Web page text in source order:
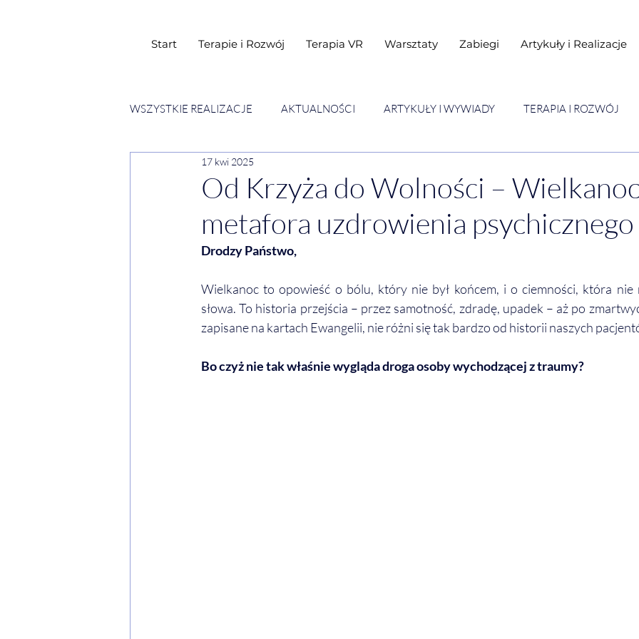
Start Terapie i Rozwój Terapia VR Warsztaty Zabiegi Artykuły i Realizacje
WSZYSTKIE REALIZACJE AKTUALNOŚCI ARTYKUŁY I WYWIADY TERAPIA I ROZWÓJ
SESJE ESENCJI CHWIL
Od Krzyża do Wolności –
metafora uzdrowienia psychicznego
17 kwi 2025
Drodzy Państwo,
Wielkanoc to opowieść o bólu, który nie był końcem, i o ciemności, która nie
słowa. To historia przejścia – przez samotność, zdradę, upadek – aż po
zapisane na kartach Ewangelii, nie różni się tak bardzo od historii naszych
Boczyż nie tak właśnie wygląda droga osoby wychodzącej z traumy?